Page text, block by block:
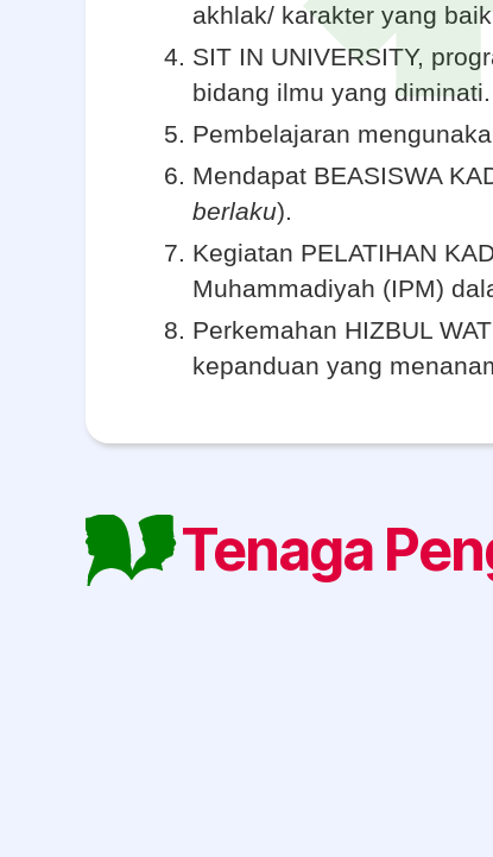
akhlak/ karakter yang
SIT IN UNIVERSITY,
bidang ilmu yang diminati.
Pembelajaran
Mendapat BEASISWA
berlaku).
Kegiatan PELATIHAN
Muhammadiyah (IPM)
Perkemahan HIZBUL
kepanduan yang
Tenaga